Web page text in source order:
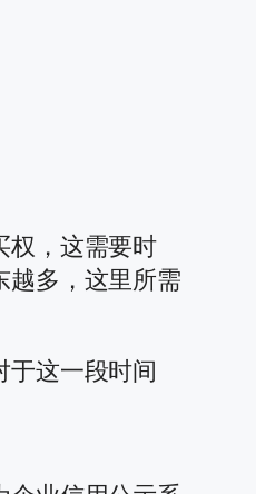
权，这需要时
越多，这里所需
于这一段时间